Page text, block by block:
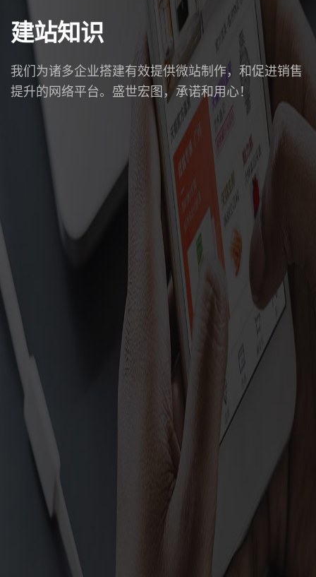
建站知识
我们为诸多企业搭建有效提供微站制作，和促进销售
提升的网络平台。盛世宏图，承诺和用心！